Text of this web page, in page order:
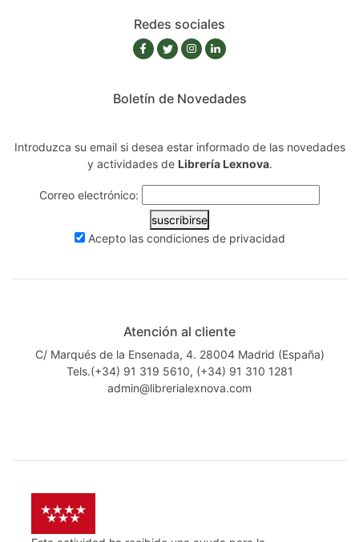
Redes sociales
Boletín de Novedades
Introduzca su email si desea estar informado de las novedades
y actividades de Librería Lexnova.
Correo electrónico:
suscribirse
Acepto las condiciones de privacidad
Atención al cliente
C/ Marqués de la Ensenada, 4. 28004 Madrid (España)
Tels.(+34) 91 319 5610, (+34) 91 310 1281
admin@librerialexnova.com